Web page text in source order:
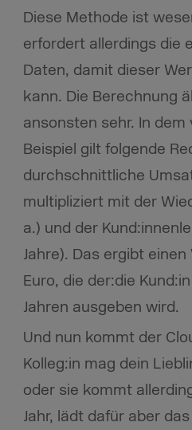
Diese Methode ist
erfordert allerdings die
Daten, damit dieser
kann. Die Berechnung
ansonsten sehr. In dem
Beispiel gilt folgende
durchschnittliche
multipliziert mit der
a.) und der
Jahre). Das ergibt einen
Euro, die der:die
Jahren ausgeben wird.
Und nun kommt der
Kolleg:in mag dein
oder sie kommt
Jahr, lädt dafür aber